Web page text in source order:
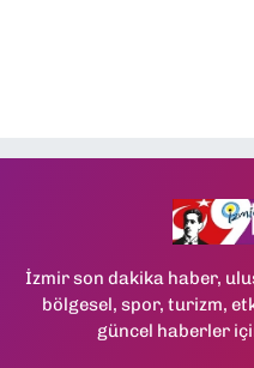
İzmir son dakika haber,
bölgesel, spor, turizm,
güncel haberler